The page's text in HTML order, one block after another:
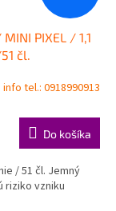
PIXEL / 1,1
čl.
tel.: 0918990913
Do košíka
/ 51 čl. Jemný
riziko vzniku